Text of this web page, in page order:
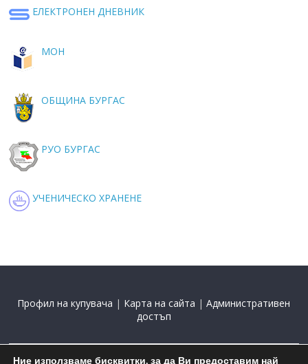
ЕЛЕКТРОНЕН ДНЕВНИК
МОН
ОБЩИНА БУРГАС
РУО БУРГАС
УЧЕНИЧЕСКО ХРАНЕНЕ
Профил на купувача | Карта на сайта |Административен
достъп
Ние използваме бисквитки, за да Ви предоставим най